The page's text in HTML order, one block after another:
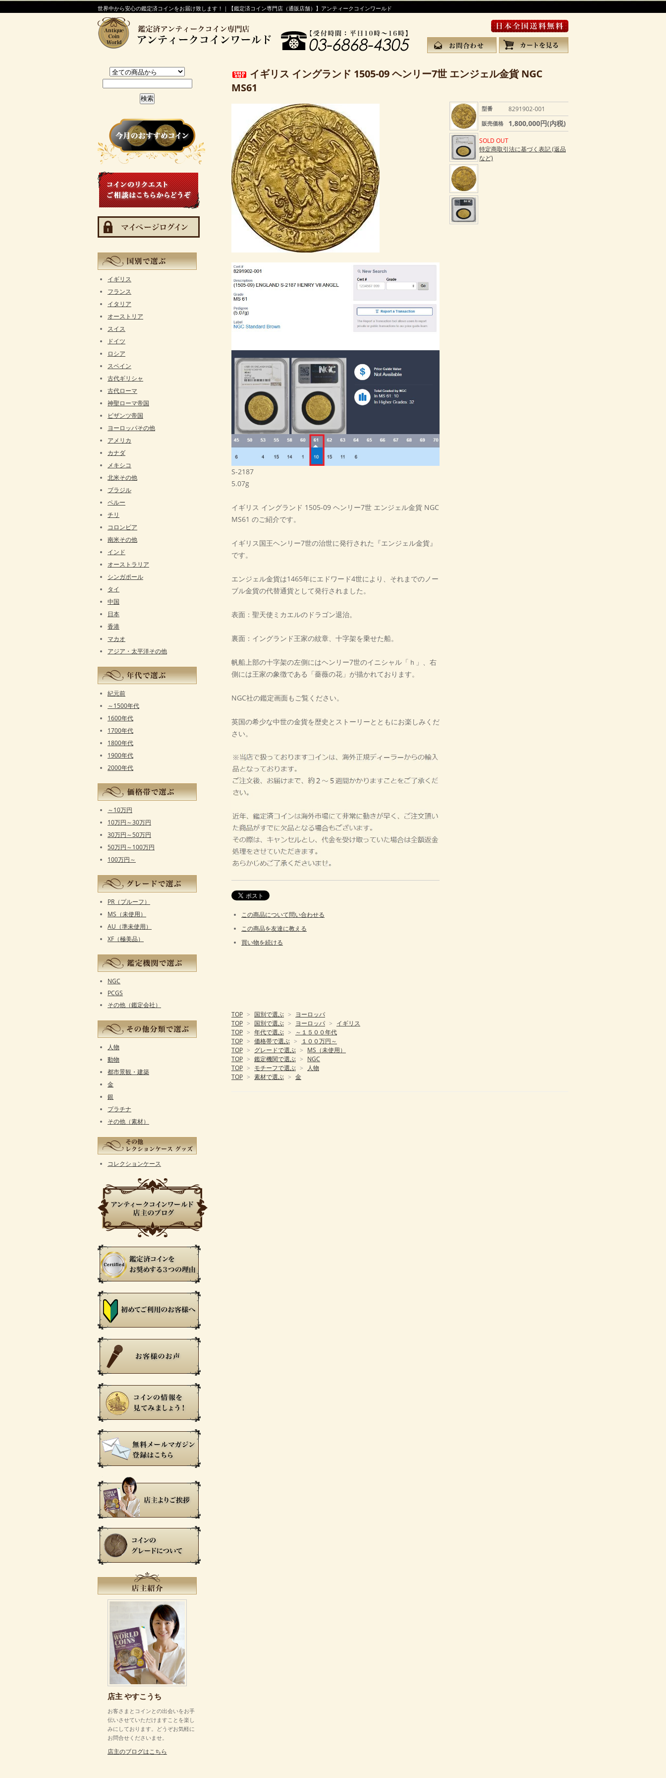
世界中から安心の鑑定済コインをお届け致します！｜【鑑定済コイン専門店（通販店舗）】アンティークコインワールド
イギリス イングランド 1505-09 ヘンリー7世 エンジェル金貨 NGC
MS61
型番 8291902-001
販売価格 1,800,000円(内税)
SOLD OUT
特定商取引法に基づく表記 (返品
など)
S-2187
5.07g
イギリス イングランド 1505-09 ヘンリー7世 エンジェル金貨 NGC
MS61 のご紹介です。
イギリス国王ヘンリー7世の治世に発行された『エンジェル金貨』
です。
エンジェル金貨は1465年にエドワード4世により、それまでのノー
ブル金貨の代替通貨として発行されました。
表面：聖天使ミカエルのドラゴン退治。
裏面：イングランド王家の紋章、十字架を乗せた船。
帆船上部の十字架の左側にはヘンリー7世のイニシャル「ｈ」、右
側には王家の象徴である「薔薇の花」が描かれております。
NGC社の鑑定画面もご覧ください。
英国の希少な中世の金貨を歴史とストーリーとともにお楽しみくだ
さい。
この商品について問い合わせる
この商品を友達に教える
買い物を続ける
TOP > 国別で選ぶ > ヨーロッパ
TOP > 国別で選ぶ > ヨーロッパ > イギリス
TOP > 年代で選ぶ >
～１５００年代
TOP > 価格帯で選ぶ >
１００万円～
TOP > グレードで選ぶ > MS（未使用）
TOP > 鑑定機関で選ぶ > NGC
TOP > モチーフで選ぶ >
人物
TOP > 素材で選ぶ > 金
イギリス
フランス
イタリア
オーストリア
スイス
ドイツ
ロシア
スペイン
古代ギリシャ
古代ローマ
神聖ローマ帝国
ビザンツ帝国
ヨーロッパその他
アメリカ
カナダ
メキシコ
北米その他
ブラジル
ペルー
チリ
コロンビア
南米その他
インド
オーストラリア
シンガポール
タイ
中国
日本
香港
マカオ
アジア・太平洋その他
紀元前
～1500年代
1600年代
1700年代
1800年代
1900年代
2000年代
～10万円
10万円～30万円
30万円～50万円
50万円～100万円
100万円～
PR（プルーフ）
MS（未使用）
AU（準未使用）
XF（極美品）
NGC
PCGS
その他（鑑定会社）
人物
動物
都市景観・建築
金
銀
プラチナ
その他（素材）
コレクションケース
店主 やすこうち
お客さまとコインとの出会いをお手
伝いさせていただけますことを楽し
みにしております。どうぞお気軽に
お問合せくださいませ。
店主のブログはこちら